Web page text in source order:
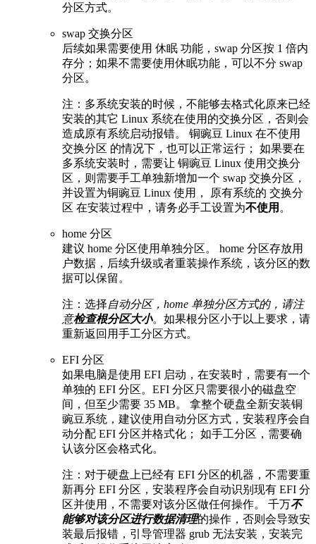
分区方式。
swap 交换分区
后续如果需要使用 休眠 功能，swap 分区按 1 倍内
存分；如果不需要使用休眠功能，可以不分 swap
分区。
注：多系统安装的时候，不能够去格式化原来已经
安装的其它 Linux 系统在使用的交换分区，否则会
造成原有系统启动报错。 铜豌豆 Linux 在不使用
交换分区 的情况下，也可以正常运行； 如果要在
多系统安装时，需要让 铜豌豆 Linux 使用交换分
区，则需要手工单独新增加一个 swap 交换分区，
并设置为铜豌豆 Linux 使用， 原有系统的 交换分
区 在安装过程中，请务必手工设置为不使用 。
home 分区
建议 home 分区使用单独分区。 home 分区存放用
户数据，后续升级或者重装操作系统，该分区的数
据可以保留。
注：选择自动分区，home 单独分区方式的，请注
意检查根分区大小。如果根分区小于以上要求，请
重新返回用手工分区方式。
EFI 分区
如果电脑是使用 EFI 启动，在安装时，需要有一个
单独的 EFI 分区。EFI 分区只需要很小的磁盘空
间，但至少需要 35 MB。 拿整个硬盘全新安装铜
豌豆系统，建议使用自动分区方式，安装程序会自
动分配 EFI 分区并格式化； 如手工分区，需要确
认该分区会格式化。
注：对于硬盘上已经有 EFI 分区的机器，不需要重
新再分 EFI 分区，安装程序会自动识别现有 EFI 分
区并使用，不需要对该分区做任何操作。 千万不
能够对该分区进行数据清理的操作，否则会导致安
装最后报错，引导管理器 grub 无法安装，安装完